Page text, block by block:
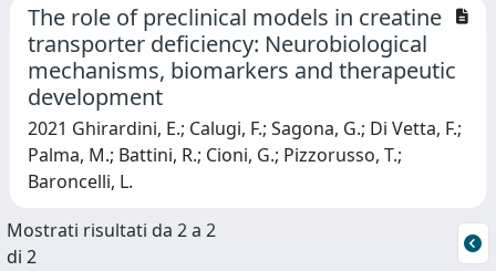
The role of preclinical models in creatine
transporter deficiency: Neurobiological
mechanisms, biomarkers and therapeutic
development
2021 Ghirardini, E.; Calugi, F.; Sagona, G.; Di Vetta, F.;
Palma, M.; Battini, R.; Cioni, G.; Pizzorusso, T.;
Baroncelli, L.
Mostrati risultati da 2 a 2
di 2